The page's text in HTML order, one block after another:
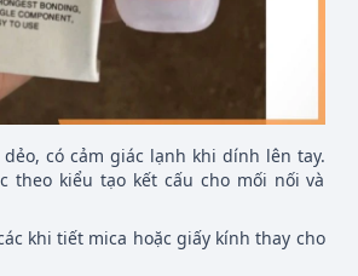
dẻo, có cảm giác lạnh khi dính lên tay.
theo kiểu tạo kết cấu cho mối nối và
khi tiết mica hoặc giấy kính thay cho